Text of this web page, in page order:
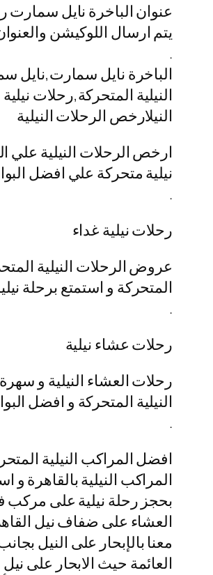
عنوان الباخرة نايل سمارت
يتم ارسال اللوكيشن
.
الباخرة نايل سمارت,نايل
النيلية المتحركة,رحلات
النيلارخص الرحلات النيلية
ارخص الرحلات النيلية علي
نيلية متحركة علي افضل
.
رحلات نيلية غداء
عروض الرحلات النيلية
المتحركة و استمتع برحلة
.
رحلات عشاء نيلية
رحلات العشاء النيلية و
النيلية المتحركة و افضل
.
افضل المراكب النيلية
المراكب النيلية بالقاهرة و
بحجز رحلة نيلية على مركب
العشاء على ضفاف نيل
معنا بالإبحار على النيل